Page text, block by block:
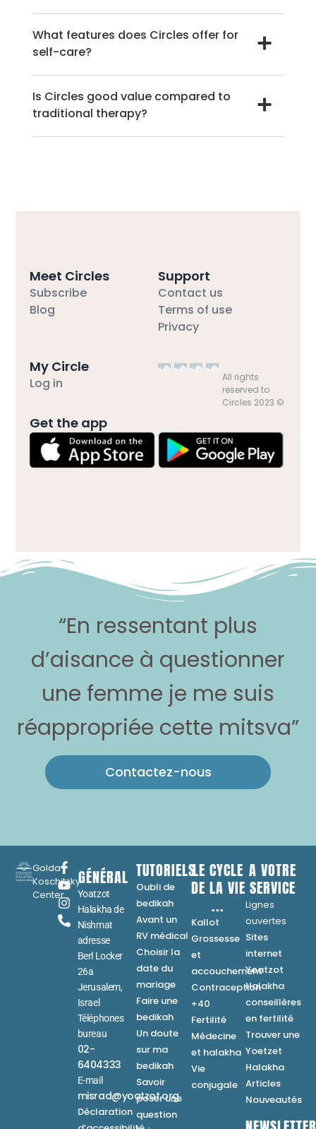
What features does Circles offer for
self-care?
Is Circles good value compared to
traditional therapy?
Meet Circles
Subscribe
Blog
Support
Contact us
Terms of use
Privacy
My Circle
Log in
All rights
reserved to
Circles 2023 ©
Get the app
“En ressentant plus
d’aisance à questionner
une femme je me suis
réappropriée cette mitsva”
Contactez-nous
Golda
Koschitzky
Center
GÉNÉRAL
Yoatzot
Halakha de
Nishmat
adresse
Berl Locker
26a
Jerusalem,
Israel
Téléphones
bureau
02-
6404333
E-mail
misrad@yoatzot.org
Déclaration
TUTORIELS
Oubli de
bedikah
Avant un
RV médical
Choisir la
date du
mariage
Faire une
bedikah
Un doute
sur ma
bedikah
Savoir
poser une
question
LE CYCLE
DE LA VIE
...
Kallot
Grossesse
et
accouchement
Contraception
+40
Fertilité
Médecine
et halakha
Vie
conjugale
A VOTRE
SERVICE
Lignes
ouvertes
Sites
internet
Yoatzot
Halakha
conseillères
en fertilité
Trouver une
Yoetzet
Halakha
Articles
Nouveautés